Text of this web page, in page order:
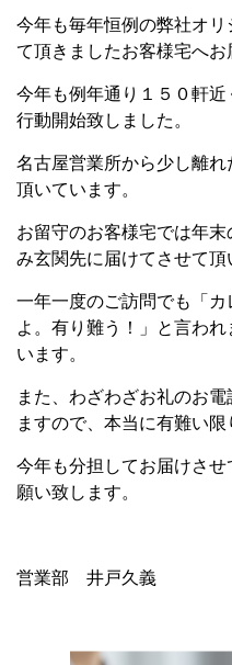
今年も毎年恒例の弊社オ
て頂きましたお客様宅へお
今年も例年通り１５０軒近
行動開始致しました。
名古屋営業所から少し離
頂いています。
お留守のお客様宅では年
み玄関先に届けてさせて頂
一年一度のご訪問でも「
よ。有り難う！」と言わ
います。
また、わざわざお礼のお
ますので、本当に有難い限
今年も分担してお届けさ
願い致します。
営業部 井戸久義